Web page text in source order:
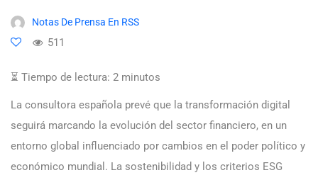
Notas De Prensa En RSS
511
⏳ Tiempo de lectura: 2 minutos
La consultora española prevé que la transformación digital
seguirá marcando la evolución del sector financiero, en un
entorno global influenciado por cambios en el poder político y
económico mundial. La sostenibilidad y los criterios ESG